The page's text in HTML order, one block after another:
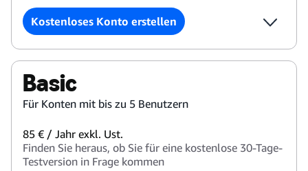
Kostenloses Konto erstellen
Basic
Für Konten mit bis zu 5 Benutzern
85 € / Jahr exkl. Ust.
Finden Sie heraus, ob Sie für eine kostenlose 30-Tage-
Testversion in Frage kommen